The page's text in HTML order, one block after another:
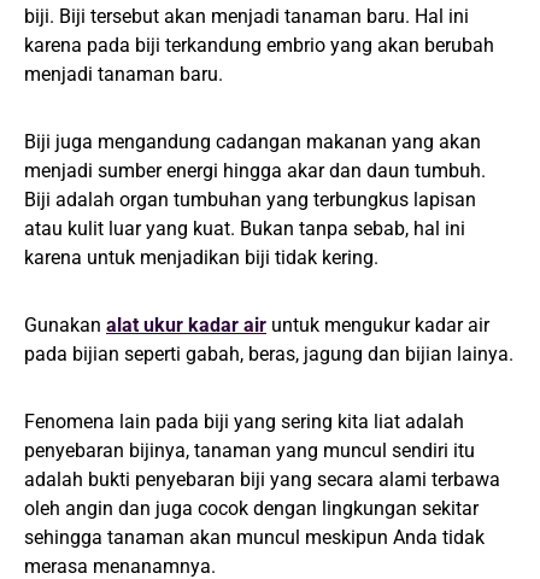
biji. Biji tersebut akan menjadi tanaman baru. Hal ini
karena pada biji terkandung embrio yang akan berubah
menjadi tanaman baru.
Biji juga mengandung cadangan makanan yang akan
menjadi sumber energi hingga akar dan daun tumbuh.
Biji adalah organ tumbuhan yang terbungkus lapisan
atau kulit luar yang kuat. Bukan tanpa sebab, hal ini
karena untuk menjadikan biji tidak kering.
Gunakan alat ukur kadar air untuk mengukur kadar air
pada bijian seperti gabah, beras, jagung dan bijian lainya.
Fenomena lain pada biji yang sering kita liat adalah
penyebaran bijinya, tanaman yang muncul sendiri itu
adalah bukti penyebaran biji yang secara alami terbawa
oleh angin dan juga cocok dengan lingkungan sekitar
sehingga tanaman akan muncul meskipun Anda tidak
merasa menanamnya.